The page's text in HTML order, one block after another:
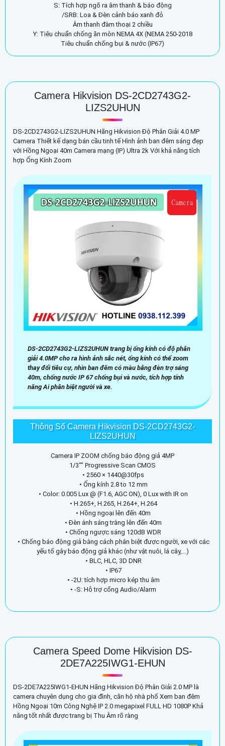
S: Tích hợp ngõ ra âm thanh & báo động
/SRB: Loa & Đèn cảnh báo xanh đỏ
Âm thanh đàm thoại 2 chiều
Y: Tiêu chuẩn chống ăn mòn NEMA 4X (NEMA 250-2018
Tiêu chuẩn chống bụi & nước (IP67)
Camera Hikvision DS-2CD2743G2-
LIZS2UHUN
DS-2CD2743G2-LIZS2UHUN Hãng Hikvision Độ Phân Giải 4.0 MP
Camera Thiết kế dạng bán cầu tinh tế Hình ảnh ban đêm sáng đẹp
với Hồng Ngoại 40m Camera mạng (IP) Ultra 2k Với khả năng tích
hợp Ống Kính Zoom
DS-2CD2743G2-LIZS2UHUN trang bị ống kính có độ phân
giải 4.0MP cho ra hình ảnh sắc nét, ống kính có thể zoom
thay đổi tiêu cự, nhìn ban đêm có màu bằng đèn trợ sáng
40m, chống nước IP 67 chống bụi và nước, tích hợp tính
năng Ai phân biệt người và xe.
Thông Số Camera Hikvision DS-2CD2743G2-
LIZS2UHUN
Camera IP ZOOM chống báo động giả 4MP
1/3"" Progressive Scan CMOS
• 2560 × 1440@30fps
• Ống kính 2.8 to 12 mm
• Color: 0.005 Lux @ (F1.6, AGC ON), 0 Lux with IR on
• H.265+, H.265, H.264+, H.264
• Hồng ngoại lên đến 40m
• Đèn ánh sáng trắng lên đến 40m
• Chống ngược sáng 120dB WDR
• Chống báo động giả bằng cách phân biệt được người, xe với các
yếu tố gây báo động giả khác (như vật nuôi, lá cây,...)
• BLC, HLC, 3D DNR
• IP67
• -2U: tích hợp micro kép thu âm
• -S: Hỗ trợ cổng Audio/Alarm
Camera Speed Dome Hikvision DS-
2DE7A225IWG1-EHUN
DS-2DE7A225IWG1-EHUN Hãng Hikvision Độ Phân Giải 2.0 MP là
camera chuyên dụng cho gia đình, căn hộ nhà phố Xem ban đêm
Hồng Ngoại 10m Công Nghệ IP 2.0 megapixel FULL HD 1080P Khả
năng tốt nhất được trang bị Thu Âm rõ ràng